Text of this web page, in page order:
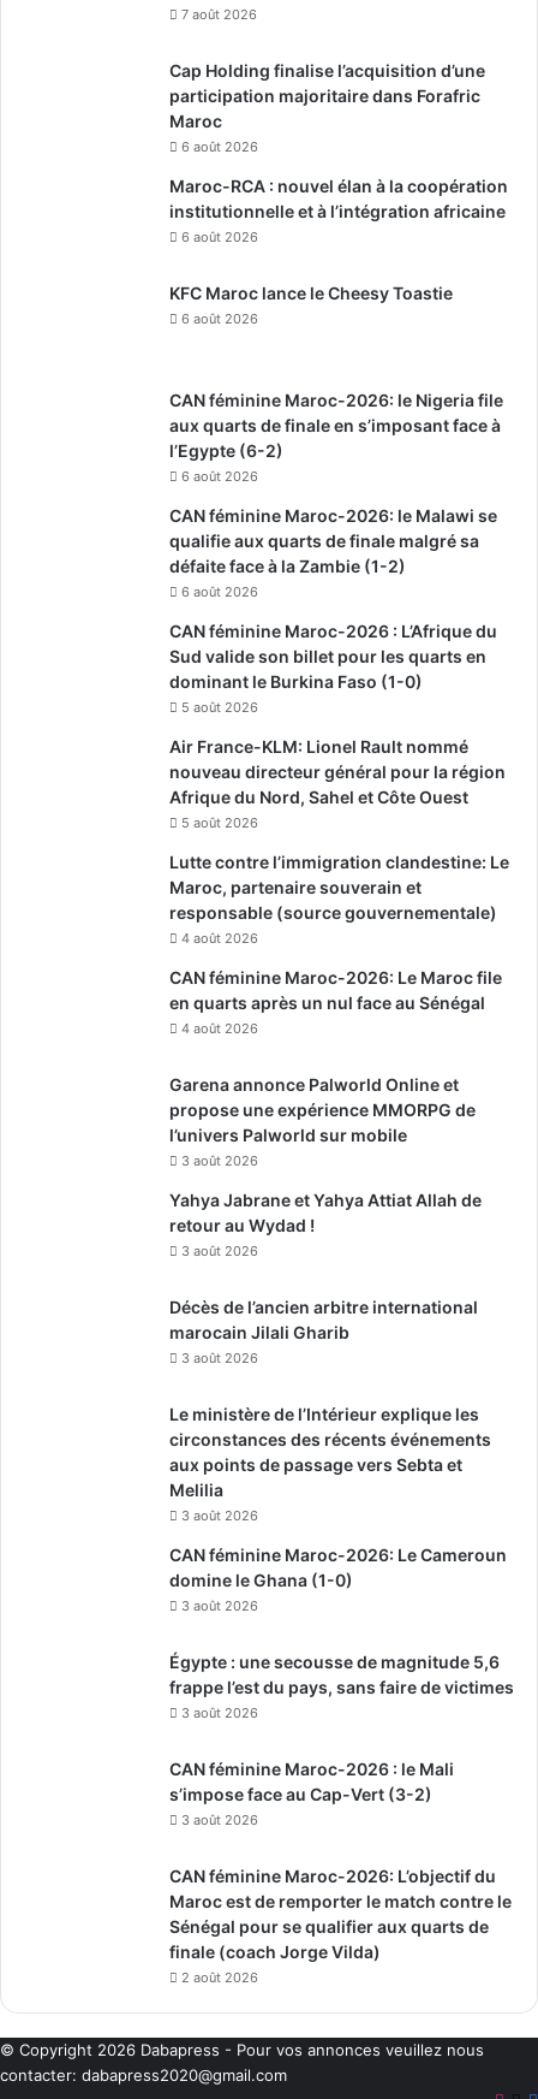
7 août 2026
Cap Holding finalise l’acquisition d’une
participation majoritaire dans Forafric
Maroc
6 août 2026
Maroc-RCA : nouvel élan à la coopération
institutionnelle et à l’intégration africaine
6 août 2026
KFC Maroc lance le Cheesy Toastie
6 août 2026
CAN féminine Maroc-2026: le Nigeria file
aux quarts de finale en s’imposant face à
l’Egypte (6-2)
6 août 2026
CAN féminine Maroc-2026: le Malawi se
qualifie aux quarts de finale malgré sa
défaite face à la Zambie (1-2)
6 août 2026
CAN féminine Maroc-2026 : L’Afrique du
Sud valide son billet pour les quarts en
dominant le Burkina Faso (1-0)
5 août 2026
Air France-KLM: Lionel Rault nommé
nouveau directeur général pour la région
Afrique du Nord, Sahel et Côte Ouest
5 août 2026
Lutte contre l’immigration clandestine: Le
Maroc, partenaire souverain et
responsable (source gouvernementale)
4 août 2026
CAN féminine Maroc-2026: Le Maroc file
en quarts après un nul face au Sénégal
4 août 2026
Garena annonce Palworld Online et
propose une expérience MMORPG de
l’univers Palworld sur mobile
3 août 2026
Yahya Jabrane et Yahya Attiat Allah de
retour au Wydad !
3 août 2026
Décès de l’ancien arbitre international
marocain Jilali Gharib
3 août 2026
Le ministère de l’Intérieur explique les
circonstances des récents événements
aux points de passage vers Sebta et
Melilia
3 août 2026
CAN féminine Maroc-2026: Le Cameroun
domine le Ghana (1-0)
3 août 2026
Égypte : une secousse de magnitude 5,6
frappe l’est du pays, sans faire de victimes
3 août 2026
CAN féminine Maroc-2026 : le Mali
s’impose face au Cap-Vert (3-2)
3 août 2026
CAN féminine Maroc-2026: L’objectif du
Maroc est de remporter le match contre le
Sénégal pour se qualifier aux quarts de
finale (coach Jorge Vilda)
2 août 2026
© Copyright 2026 Dabapress - Pour vos annonces veuillez nous
contacter: dabapress2020@gmail.com